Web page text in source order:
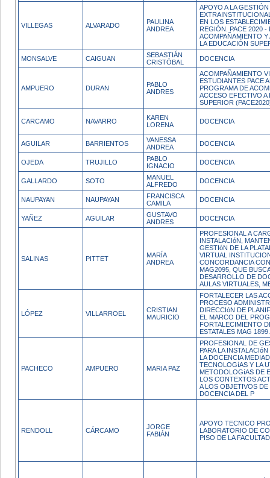
VILLEGAS ALVARADO
PAULINA
ANDREA
APOYO A LA GESTIÓN
EN LOS
REGIÓN. PACE 2020 -
ACOMPAÑAMIENTO
LA EDUCACIÓN
MONSALVE CAIGUAN
SEBASTIÁN
CRISTÓBAL
DOCENCIA
AMPUERO DURAN
PABLO
ANDRES
ACOMPAÑAMIENTO
ESTUDIANTES PACE
PROGRAMA DE
ACCESO EFECTIVO A
SUPERIOR
CARCAMO NAVARRO
KAREN
LORENA
DOCENCIA
AGUILAR BARRIENTOS
VANESSA
ANDREA
DOCENCIA
OJEDA TRUJILLO
PABLO
IGNACIO
DOCENCIA
GALLARDO SOTO
MANUEL
ALFREDO
DOCENCIA
NAUPAYAN NAUPAYAN
FRANCISCA
CAMILA
DOCENCIA
YAÑEZ AGUILAR
GUSTAVO
ANDRES
DOCENCIA
SALINAS PITTET
MARÍA
ANDREA
PROFESIONAL A
INSTALACIóN,
GESTIóN DE LA
VIRTUAL
CONCORDANCIA
MAG2095, QUE
DESARROLLO DE
AULAS VIRTUALES,
LÓPEZ VILLARROEL
CRISTIAN
MAURICIO
FORTALECER LAS
PROCESO
DIRECCIóN DE
EL MARCO DEL
FORTALECIMIENTO
ESTATALES MAG 1899.
PACHECO AMPUERO MARIA PAZ
PROFESIONAL DE
PARA LA
LA DOCENCIA
TECNOLOGíAS Y LA
METODOLOGíAS DE
LOS CONTEXTOS
A LOS OBJETIVOS DE
DOCENCIA DEL P
RENDOLL CÁRCAMO
JORGE
FABIÁN
APOYO TECNICO
LABORATORIO DE
PISO DE LA